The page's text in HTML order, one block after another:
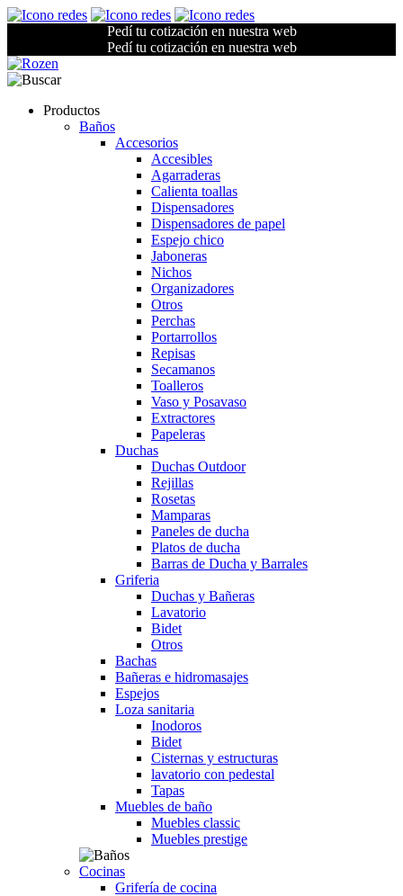
Pedí tu cotización en nuestra web
Pedí tu cotización en nuestra web
Productos
Baños
Accesorios
Accesibles
Agarraderas
Calienta toallas
Dispensadores
Dispensadores de papel
Espejo chico
Jaboneras
Nichos
Organizadores
Otros
Perchas
Portarrollos
Repisas
Secamanos
Toalleros
Vaso y Posavaso
Extractores
Papeleras
Duchas
Duchas Outdoor
Rejillas
Rosetas
Mamparas
Paneles de ducha
Platos de ducha
Barras de Ducha y Barrales
Griferia
Duchas y Bañeras
Lavatorio
Bidet
Otros
Bachas
Bañeras e hidromasajes
Espejos
Loza sanitaria
Inodoros
Bidet
Cisternas y estructuras
lavatorio con pedestal
Tapas
Muebles de baño
Muebles classic
Muebles prestige
Cocinas
Grifería de cocina